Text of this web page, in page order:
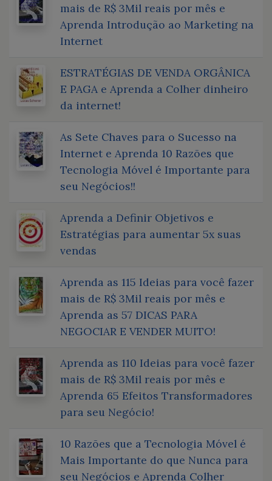
mais de R$ 3Mil reais por mês e
Aprenda Introdução ao Marketing na
Internet
ESTRATÉGIAS DE VENDA ORGÂNICA
E PAGA e Aprenda a Colher dinheiro
da internet!
As Sete Chaves para o Sucesso na
Internet e Aprenda 10 Razões que
Tecnologia Móvel é Importante para
seu Negócios!!
Aprenda a Definir Objetivos e
Estratégias para aumentar 5x suas
vendas
Aprenda as 115 Ideias para você fazer
mais de R$ 3Mil reais por mês e
Aprenda as 57 DICAS PARA
NEGOCIAR E VENDER MUITO!
Aprenda as 110 Ideias para você fazer
mais de R$ 3Mil reais por mês e
Aprenda 65 Efeitos Transformadores
para seu Negócio!
10 Razões que a Tecnologia Móvel é
Mais Importante do que Nunca para
seu Negócios e Aprenda Colher